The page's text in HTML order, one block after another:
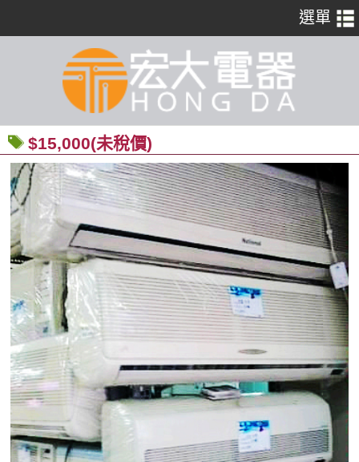
$15,000(未稅價)